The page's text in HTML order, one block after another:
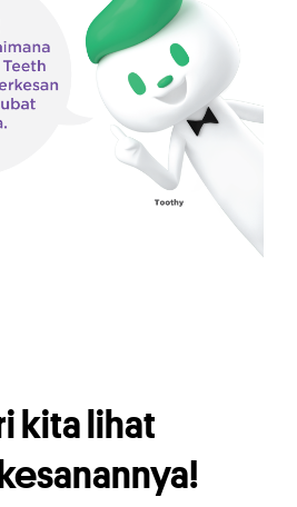
kita lihat